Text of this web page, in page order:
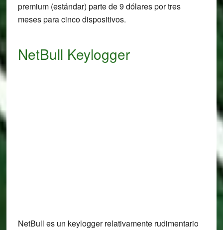
premium (estándar) parte de 9 dólares por tres
meses para cinco dispositivos.
NetBull Keylogger
NetBull es un keylogger relativamente rudimentario